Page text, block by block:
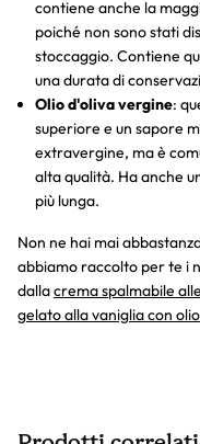
contiene anche la
poiché non sono stati
stoccaggio. Contiene
una durata di
Olio d'oliva vergine:
superiore e un sapore
extravergine, ma è
alta qualità. Ha anche
più lunga.
Non ne hai mai
abbiamo raccolto per te i
dallacrema spalmabile
gelato alla vaniglia con